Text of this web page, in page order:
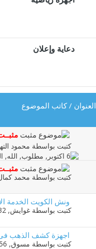
دعاية وإعلان
العنوان /كاتب الموضوع
كتبت بواسطة محمود
كتبت بواسطة محمد
ونش الكويت الخدمة
كتبت بواسطة غوايش‏, 07-01-2020 02:32 PM
اجهزة كشف الذهب فى
كتبت بواسطة مسوق‏, 06-01-2020 03:56 PM